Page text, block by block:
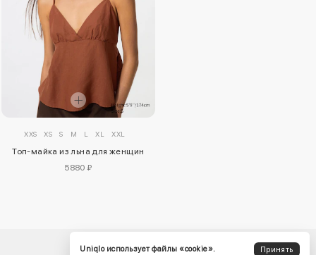
XXS XS S M L XL XXL
Топ-майка из льна для женщин
5880 ₽
Uniqlo использует файлы «cookie».
Принять